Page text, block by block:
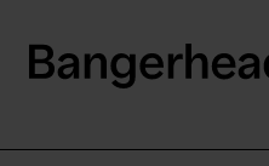
LinkedIn